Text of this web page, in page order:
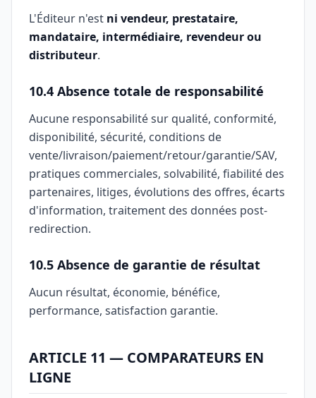
L'Éditeur n'est ni vendeur, prestataire,
mandataire, intermédiaire, revendeur ou
distributeur.
10.4 Absence totale de responsabilité
Aucune responsabilité sur qualité, conformité,
disponibilité, sécurité, conditions de
vente/livraison/paiement/retour/garantie/SAV,
pratiques commerciales, solvabilité, fiabilité des
partenaires, litiges, évolutions des offres, écarts
d'information, traitement des données post-
redirection.
10.5 Absence de garantie de résultat
Aucun résultat, économie, bénéfice,
performance, satisfaction garantie.
ARTICLE 11 — COMPARATEURS EN
LIGNE